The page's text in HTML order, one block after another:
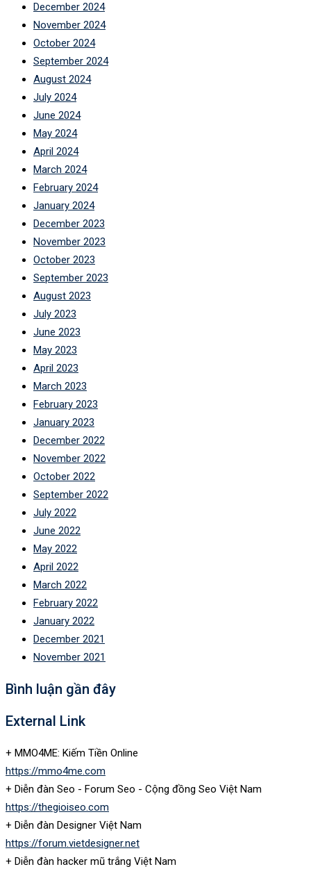
December 2024
November 2024
October 2024
September 2024
August 2024
July 2024
June 2024
May 2024
April 2024
March 2024
February 2024
January 2024
December 2023
November 2023
October 2023
September 2023
August 2023
July 2023
June 2023
May 2023
April 2023
March 2023
February 2023
January 2023
December 2022
November 2022
October 2022
September 2022
July 2022
June 2022
May 2022
April 2022
March 2022
February 2022
January 2022
December 2021
November 2021
Bình luận gần đây
External Link
+ MMO4ME: Kiếm Tiền Online
https://mmo4me.com
+ Diễn đàn Seo - Forum Seo - Cộng đồng Seo Việt Nam
https://thegioiseo.com
+ Diễn đàn Designer Việt Nam
https://forum.vietdesigner.net
+ Diễn đàn hacker mũ trắng Việt Nam